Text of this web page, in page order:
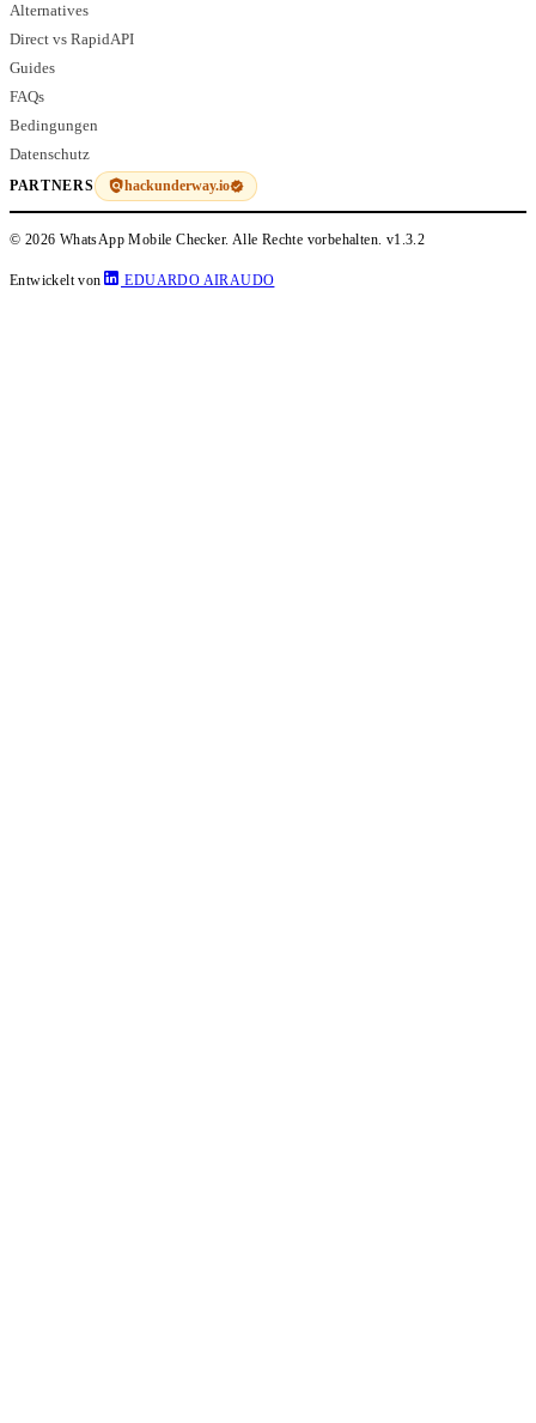
Alternatives
Direct vs RapidAPI
Guides
FAQs
Bedingungen
Datenschutz
PARTNERS hackunderway.io
© 2026 WhatsApp Mobile Checker. Alle Rechte vorbehalten. v1.3.2
Entwickelt von EDUARDO AIRAUDO